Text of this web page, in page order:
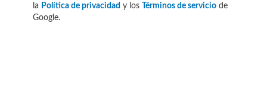
la Política de privacidad y los Términos de servicio de
Google.